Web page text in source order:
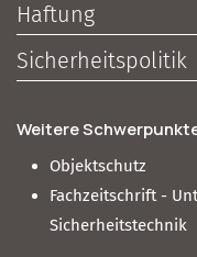
Haftung
Sicherheitspolitik
Weitere
Objektschutz
Fachzeitschrift -
Sicherheitstechnik